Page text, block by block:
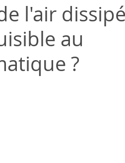
l'air
au
?